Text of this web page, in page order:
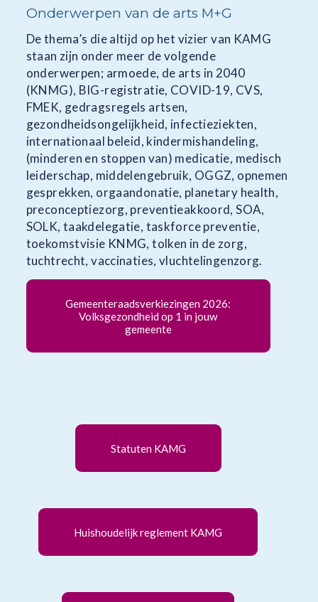
Onderwerpen van de arts M+G
De thema’s die altijd op het vizier van KAMG
staan zijn onder meer de volgende
onderwerpen; armoede, de arts in 2040
(KNMG), BIG-registratie, COVID-19, CVS,
FMEK, gedragsregels artsen,
gezondheidsongelijkheid, infectieziekten,
internationaal beleid, kindermishandeling,
(minderen en stoppen van) medicatie, medisch
leiderschap, middelengebruik, OGGZ, opnemen
gesprekken, orgaandonatie, planetary health,
preconceptiezorg, preventieakkoord, SOA,
SOLK, taakdelegatie, taskforce preventie,
toekomstvisie KNMG, tolken in de zorg,
tuchtrecht, vaccinaties, vluchtelingenzorg.
Gemeenteraadsverkiezingen 2026:
Volksgezondheid op 1 in jouw
gemeente
Statuten KAMG
Huishoudelijk reglement KAMG